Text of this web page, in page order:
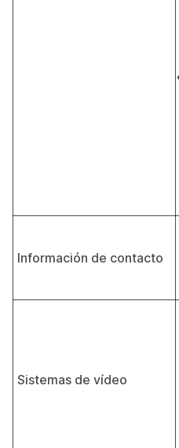
Información de contacto
Sistemas de vídeo